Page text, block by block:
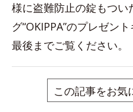
様に盗難防止の錠もつい
グ“OKIPPA”のプレゼン
最後までご覧ください。
この記事をお気